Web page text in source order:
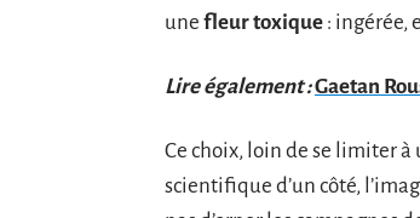
une fleur toxique : ingérée,
Lire également :Gaetan
Ce choix, loin de se limiter à
scientifique d’un côté,